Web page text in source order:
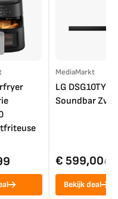
MediaMarkt
LG DSG10TY
Soundbar
€ 599,00€
Bekijk deal